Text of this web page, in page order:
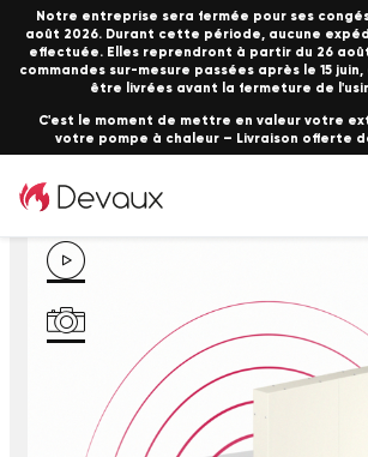
Notre entreprise sera fermée pour ses
août 2026. Durant cette période, aucune
effectuée. Elles reprendront à partir du 26
commandes sur-mesure passées après le 15
être livrées avant la fermeture de
C'est le moment de mettre en valeur votre
votre pompe à chaleur – Livraison offerte